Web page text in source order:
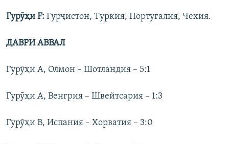
Гурӯҳи F: Гурҷистон, Туркия, Португалия, Чехия.
ДАВРИ АВВАЛ
Гурӯҳи А, Олмон – Шотландия – 5:1
Гурӯҳи A, Венгрия – Швейтсария – 1:3
Гурӯҳи B, Испания – Хорватия – 3:0